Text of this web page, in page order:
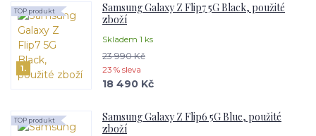
1.
Samsung Galaxy Z Flip7 5G Black, použité
zboží
Skladem 1 ks
TOP produkt
23 990 Kč
23 % sleva
18 490 Kč
Samsung Galaxy Z Flip6 5G Blue, použité
zboží
TOP produkt